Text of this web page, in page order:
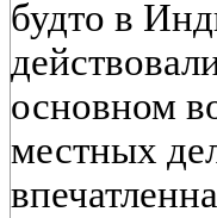
будто в
основном
местных